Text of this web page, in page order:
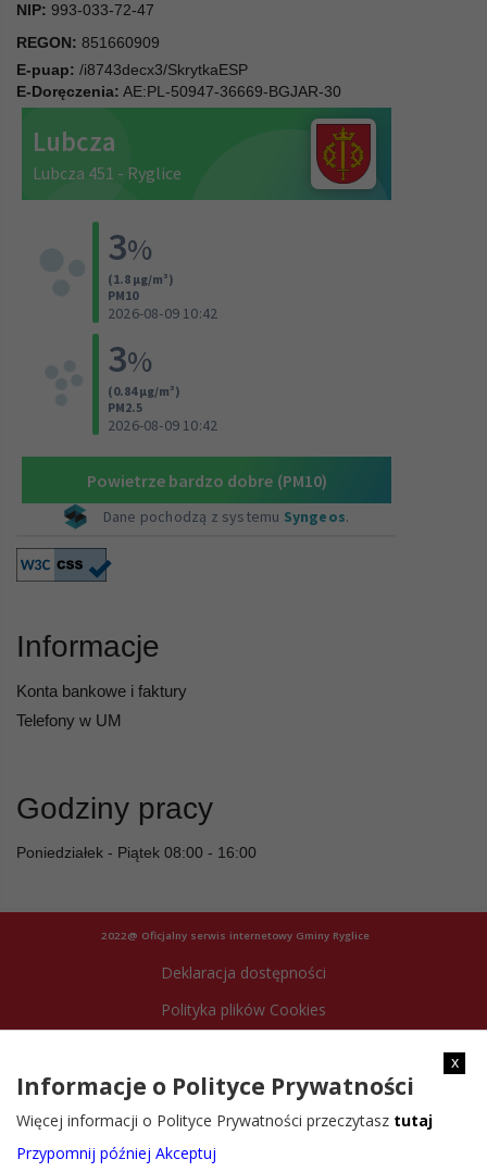
NIP: 993-033-72-47
REGON: 851660909
E-puap: /i8743decx3/SkrytkaESP
E-Doręczenia: AE:PL-50947-36669-BGJAR-30
Informacje
Konta bankowe i faktury
Telefony w UM
Godziny pracy
Poniedziałek - Piątek 08:00 - 16:00
2022@ Oficjalny serwis internetowy Gminy Ryglice
Deklaracja dostępności
Polityka plików Cookies
x
Informacje o Polityce Prywatności
Więcej informacji o Polityce Prywatności przeczytasz tutaj
Przypomnij później Akceptuj